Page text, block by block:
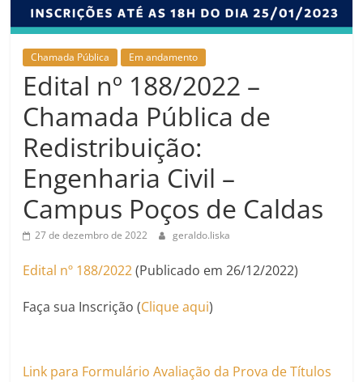
Chamada Pública Em andamento
Edital nº 188/2022 –
Chamada Pública de
Redistribuição:
Engenharia Civil –
Campus Poços de Caldas
27 de dezembro de 2022 geraldo.liska
Edital nº 188/2022(Publicado em 26/12/2022)
Faça sua Inscrição (Clique aqui)
Link para Formulário Avaliação da Prova de Títulos